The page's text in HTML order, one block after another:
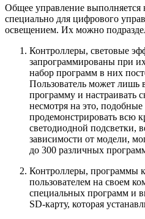
Общее управление выполняется
специально для цифрового
освещением. Их можно
Контроллеры, световые
запрограммированы при
набор программ в них
Пользователь может
программу и настраивать
несмотря на это,
продемонстрировать всю
светодиодной подсветки,
зависимости от модели,
до 300 различных
Контроллеры, программы
пользователем на своем
специальных программ и
SD-карту, которая